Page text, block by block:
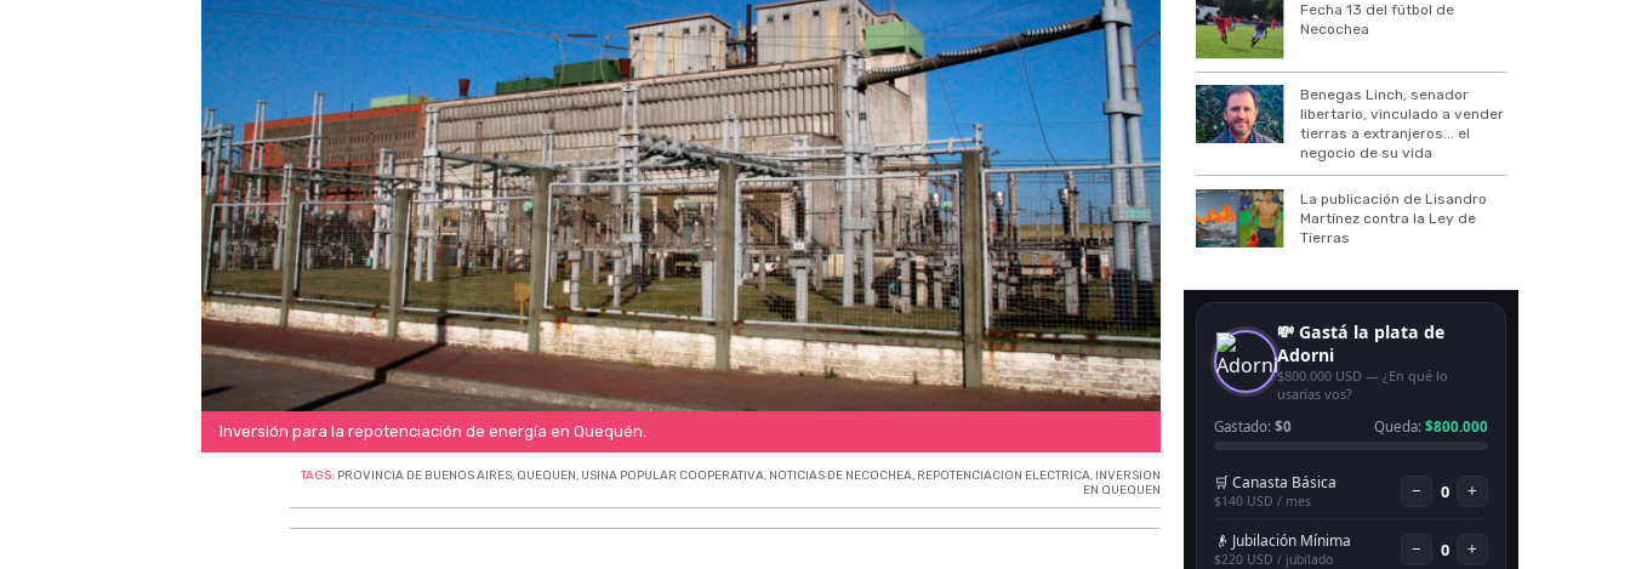
Inversión para la repotenciación de energía en Quequén. Inversión para la repotenciación de energía en Quequén.
TAGS: PROVINCIA DE BUENOS AIRES, QUEQUEN, USINA POPULAR COOPERATIVA, NOTICIAS DE NECOCHEA, REPOTENCIACION ELECTRICA, INVERSION
EN QUEQUEN
Fecha 13 del fútbol de
Necochea
Benegas Linch, senador
libertario, vinculado a vender
tierras a extranjeros... el
negocio de su vida
La publicación de Lisandro
Martínez contra la Ley de
Tierras